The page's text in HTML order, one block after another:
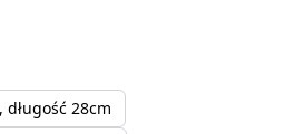
długość 28cm